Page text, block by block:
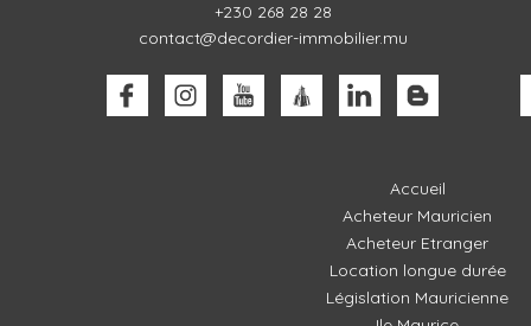
+230 268 28 28
contact@decordier-immobilier.mu
Accueil
Acheteur Mauricien
Acheteur Etranger
Location longue durée
Législation Mauricienne